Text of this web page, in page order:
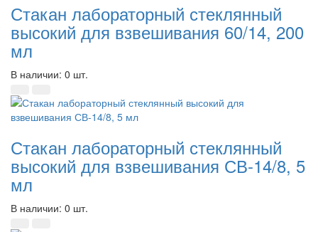
Стакан лабораторный стеклянный
высокий для взвешивания 60/14, 200
мл
В наличии: 0 шт.
Стакан лабораторный стеклянный
высокий для взвешивания СВ-14/8, 5
мл
В наличии: 0 шт.